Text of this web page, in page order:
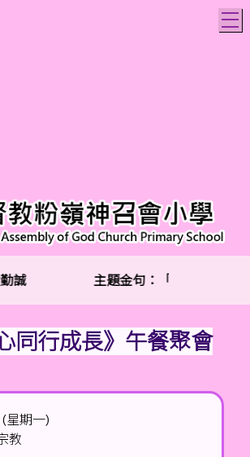
誠 主題金句：「兩個人總比
同行成長》午餐聚會
星期一)
教